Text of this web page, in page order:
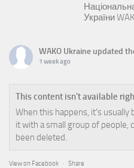
України
WAKO Ukraine updated
1 week ago
This content isn't available
When this happens, it's usually
it with a small group of people,
been deleted.
View on Facebook · Share